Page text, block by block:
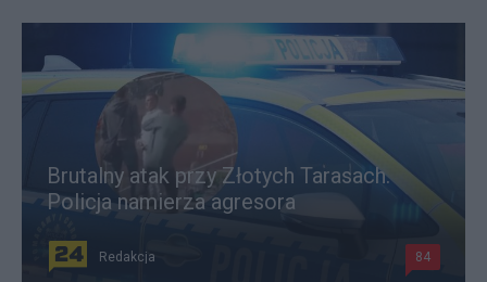
Brutalny atak przy Złotych Tarasach.
Policja namierza agresora
Redakcja 84